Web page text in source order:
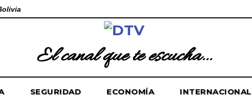
El canal que te escucha...
SEGURIDAD ECONOMÍA INTERNACIONAL